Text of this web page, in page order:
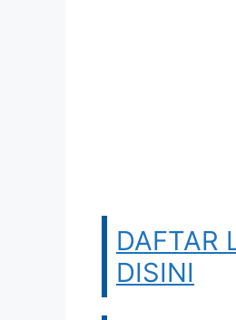
DAFTAR
DISINI